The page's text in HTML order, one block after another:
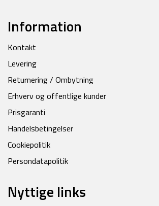
Information
Kontakt
Levering
Returnering / Ombytning
Erhverv og offentlige kunder
Prisgaranti
Handelsbetingelser
Cookiepolitik
Persondatapolitik
Nyttige links